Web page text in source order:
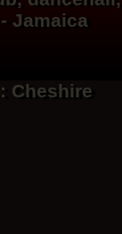
Jamaica
Cheshire